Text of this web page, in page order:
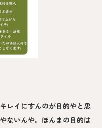
レイにすんのが目的やと思
ないんや。ほんまの目的は